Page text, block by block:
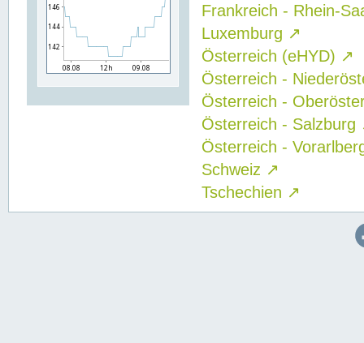
Frankreich - Rhein-
Luxemburg ↗
Österreich (eHYD) ↗
Österreich -
Österreich -
Österreich - Salzburg
Österreich -
Schweiz ↗
Tschechien ↗